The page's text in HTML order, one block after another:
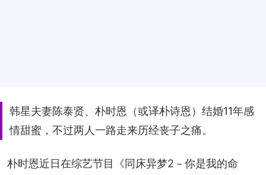
韩星夫妻陈泰贤、朴时恩（或译朴诗恩）结婚11年感
情甜蜜，不过两人一路走来历经丧子之痛。
朴时恩近日在综艺节目《同床异梦2－你是我的命